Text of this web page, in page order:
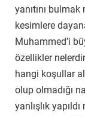
yanıtını
kesimlere
Muhammed’i
özellikler
hangi koşullar
olup olmadığı
yanlışlık